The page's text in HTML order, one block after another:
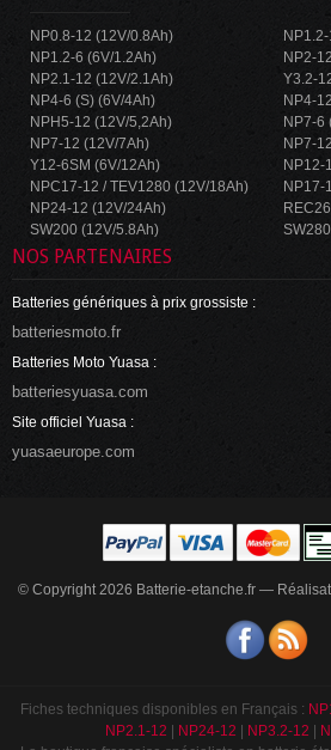
NP0.8-12 (12V/0.8Ah)
NP1.2-6 (6V/1.2Ah)
NP2-
NP2.1-12 (12V/2.1Ah)
Y3.2-
NP4-6 (S) (6V/4Ah)
NP4-
NPH5-12 (12V/5,2Ah)
NP7-6
NP7-12 (12V/7Ah)
NP7-
Y12-6SM (6V/12Ah)
NP12-
NPC17-12 / TEV1280 (12V/18Ah)
NP17-
NP24-12 (12V/24Ah)
SW200 (12V/5.8Ah)
NOS PARTENAIRES
Batteries génériques à prix grossiste :
batteriesmoto.fr
Batteries Moto Yuasa :
batteriesyuasa.com
Site officiel Yuasa :
yuasaeurope.com
© Copyright 2026 Batterie-etanche.fr —
Fiches techniques disponibles en Français :
NP2.1-12 | NP24-12 | NP3.2-12 |